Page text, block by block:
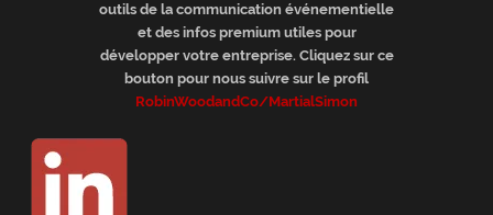
outils de la communication événementielle
et des infos premium utiles pour
développer votre entreprise. Cliquez sur ce
bouton pour nous suivre sur le profil
RobinWoodandCo/MartialSimon